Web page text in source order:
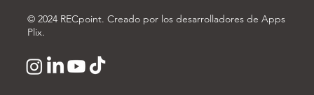
© 2024 RECpoint. Creado por los desarrolladores de Apps
Plix.